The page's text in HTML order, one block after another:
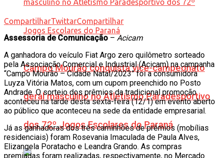
Campo Mourão conquista vice-campeonato
geral masculino no Atletismo Paradesportivo
dos 72º Jogos Escolares do Paraná
CompartilharTwittarCompartilhar
Assessoria de Comunicação – Acicam
A ganhadora do veículo Fiat Argo zero quilômetro sorteado
pela Associação Comercial e Industrial (Acicam) na campanha
“Campo Mourão – Cidade Natal/2023” foi a consumidora
Luyza Vitória Matos, com um cupom preenchido no Posto
Andrade. O sorteio dos prêmios da tradicional promoção
aconteceu na tarde desta sexta-feira (12/1) em evento aberto
ao público que aconteceu na sede da entidade empresarial.
Já as ganhadoras dos três caminhões de prêmios (mobílias
residenciais) foram Rosevania Imaculada de Paula Alves,
Elizangela Poratacho e Leandra Grando. As compras
premiadas foram realizadas, respectivamente, no Mercado